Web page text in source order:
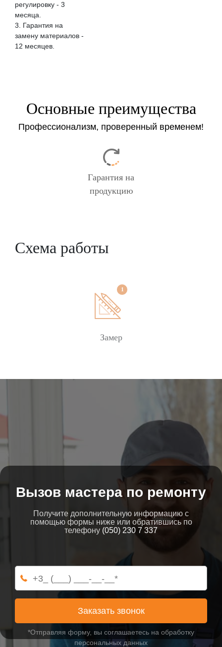
регулировку - 3
месяцa.
3. Гарантия на
замену материалов -
12 месяцев.
Основные преимущества
Профессионализм, проверенный временем!
Гарантия на
продукцию
Схема работы
Замер
Вызов мастера по ремонту
Получите дополнительную информацию с
помощью формы ниже или обратившись по
телефону (050) 230 7 337
Заказать звонок
*Отправляя форму, вы соглашаетесь на обработку
персональных данных